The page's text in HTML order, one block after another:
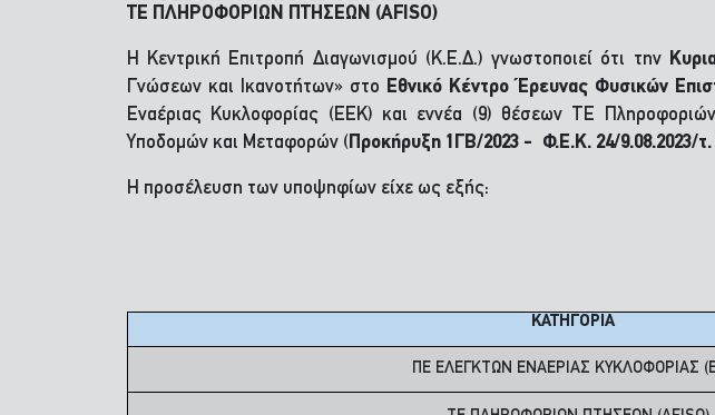
ΤΕ ΠΛΗΡΟΦΟΡΙΩΝ ΠΤΗΣΕΩΝ (AFISO)
H Κεντρική Επιτροπή Διαγωνισμού (Κ.Ε.Δ.) γνωστοποιεί ότι την
Γνώσεων και Ικανοτήτων» στο Εθνικό Κέντρο Έρευνας Φυσικών
Εναέριας Κυκλοφορίας (ΕΕΚ) και εννέα (9) θέσεων ΤΕ
Υποδομών και Μεταφορών ( Προκήρυξη 1ΓΒ/2023 - Φ.Ε.Κ. 24/9.08.2023/
Η προσέλευση των υποψηφίων είχε ως εξής:
ΚΑΤΗΓΟΡΙΑ
ΠΕ ΕΛΕΓΚΤΩΝ ΕΝΑΕΡΙΑΣ ΚΥΚΛΟΦΟΡΙΑΣ